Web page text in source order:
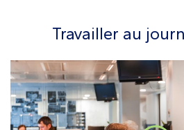
Travailler au